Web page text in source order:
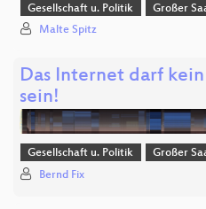
Gesellschaft u. Politik Großer
Malte Spitz
Das Internet darf
sein!
Gesellschaft u. Politik Großer
Bernd Fix